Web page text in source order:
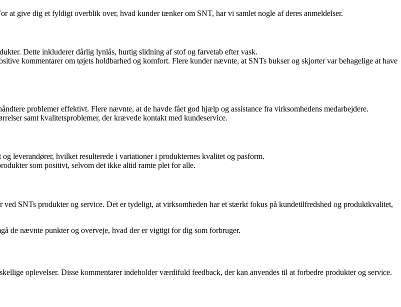
at give dig et fyldigt overblik over, hvad kunder tænker om SNT, har vi samlet nogle af deres anmeldelser.
Dette inkluderer dårlig lynlås, hurtig slidning af stof og farvetab efter vask.
kommentarer om tøjets holdbarhed og komfort. Flere kunder nævnte, at SNTs bukser og skjorter var behagelige at have
problemer effektivt. Flere nævnte, at de havde fået god hjælp og assistance fra virksomhedens medarbejdere.
samt kvalitetsproblemer, der krævede kontakt med kundeservice.
leverandører, hvilket resulterede i variationer i produkternes kvalitet og pasform.
som positivt, selvom det ikke altid ramte plet for alle.
ved SNTs produkter og service. Det er tydeligt, at virksomheden har et stærkt fokus på kundetilfredshed og produktkvalitet,
de nævnte punkter og overveje, hvad der er vigtigt for dig som forbruger.
oplevelser. Disse kommentarer indeholder værdifuld feedback, der kan anvendes til at forbedre produkter og service.